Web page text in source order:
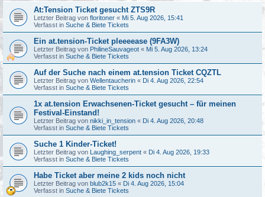
At:Tension Ticket gesucht ZTS9R
Letzter Beitrag von floritoner « Mi 5. Aug 2026, 15:41
Verfasst in Suche & Biete Tickets
Ein at.tension-Ticket pleeeease (9FA3W)
Letzter Beitrag von PhilineSauvageot « Mi 5. Aug 2026, 13:24
Verfasst in Suche & Biete Tickets
Auf der Suche nach einem at.tension Ticket CQZTL
Letzter Beitrag von Wellentaucherin « Di 4. Aug 2026, 22:54
Verfasst in Suche & Biete Tickets
1x at.tension Erwachsenen-Ticket gesucht – für meinen
Festival-Einstand!
Letzter Beitrag von nikki_in_tension « Di 4. Aug 2026, 20:48
Verfasst in Suche & Biete Tickets
Suche 1 Kinder-Ticket!
Letzter Beitrag von Laughing_serpent « Di 4. Aug 2026, 19:33
Verfasst in Suche & Biete Tickets
Habe Ticket aber meine 2 kids noch nicht
Letzter Beitrag von blub2k15 « Di 4. Aug 2026, 15:04
Verfasst in Suche & Biete Tickets